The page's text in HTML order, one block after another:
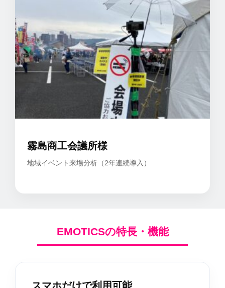
霧島商工会議所様
地域イベント来場分析（2年連続導入）
EMOTICSの特長・機能
スマホだけで利用可能